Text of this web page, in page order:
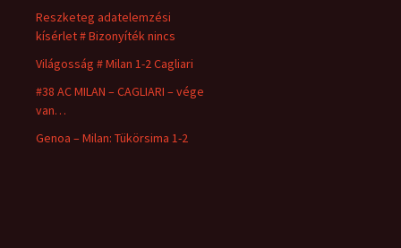
Reszketeg adatelemzési
kísérlet # Bizonyíték nincs
Világosság # Milan 1-2 Cagliari
#38 AC MILAN – CAGLIARI – vége
van…
Genoa – Milan: Tükörsima 1-2